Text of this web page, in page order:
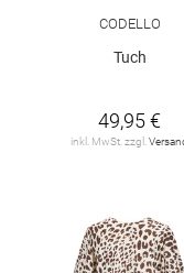
CODELLO
Tuch
49,95 €
inkl. MwSt. zzgl.